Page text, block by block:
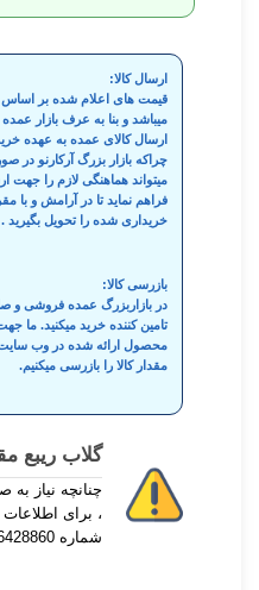
ارسال کالا:
قیمت های اعلام شده بر اساس
میباشد و بنا به عرف بازار
ارسال کالای عمده به عهده
چراکه بازار بزرگ آرکارنو در
میتواند هماهنگی لازم را جهت
فراهم نماید تا در آرامش و با
خریداری شده را تحویل بگیرید .
بازرسی کالا:
در بازاربزرگ عمده فروشی و
تامین کننده خرید میکنید. ما
محصول ارائه شده در وب
مقدار کالا را بازرسی میکنیم.
گلاب ریبع مقدار
چنانچه نیاز
، برای
شماره 26428860 تماس حاصل فرمائید